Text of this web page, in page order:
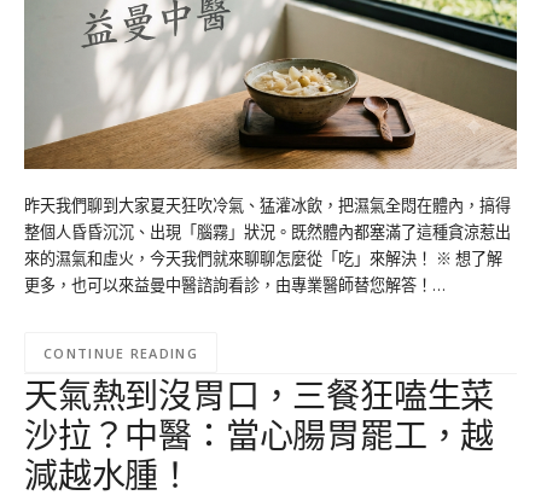
昨天我們聊到大家夏天狂吹冷氣、猛灌冰飲，把濕氣全悶在體內，搞得
整個人昏昏沉沉、出現「腦霧」狀況。既然體內都塞滿了這種貪涼惹出
來的濕氣和虛火，今天我們就來聊聊怎麼從「吃」來解決！ ※ 想了解
更多，也可以來益曼中醫諮詢看診，由專業醫師替您解答！…
CONTINUE READING
天氣熱到沒胃口，三餐狂嗑生菜
沙拉？中醫：當心腸胃罷工，越
減越水腫！